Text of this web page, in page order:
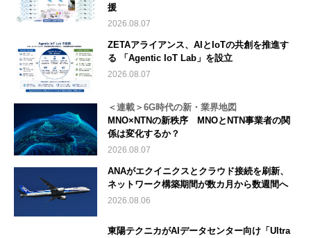
援
2026.08.07
ZETAアライアンス、AIとIoTの共創を推進す
る 「Agentic IoT Lab」を設立
2026.08.07
＜連載＞6G時代の新・業界地図
MNO×NTNの新秩序 MNOとNTN事業者の関
係は変化するか？
2026.08.07
ANAがエクイニクスとクラウド接続を刷新、
ネットワーク構築期間が数カ月から数週間へ
2026.08.06
東陽テクニカがAIデータセンター向け「Ultra